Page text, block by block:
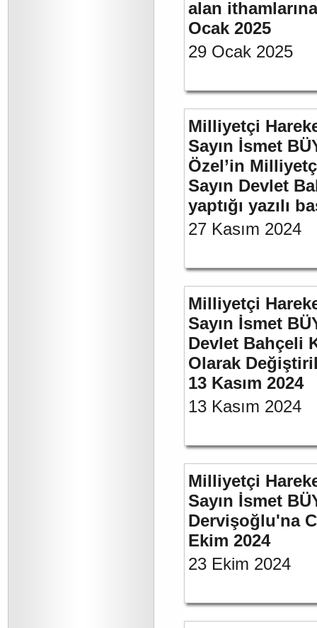
alan ithamlarına
Ocak 2025
29 Ocak 2025
Milliyetçi
Sayın İsmet
Özel’in
Sayın Devlet
yaptığı yazılı
27 Kasım 2024
Milliyetçi
Sayın İsmet
Devlet Bahçeli
Olarak
13 Kasım 2024
13 Kasım 2024
Milliyetçi
Sayın İsmet
Dervişoğlu'na
Ekim 2024
23 Ekim 2024